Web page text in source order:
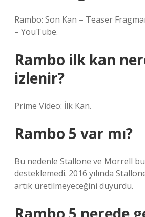
Rambo: Son Kan – Teaser
– YouTube.
Rambo ilk kan
izlenir?
Prime Video: İlk Kan.
Rambo 5 var mı?
Bu nedenle Stallone ve Morrell
desteklemedi. 2016 yılında
artık üretilmeyeceğini duyurdu.